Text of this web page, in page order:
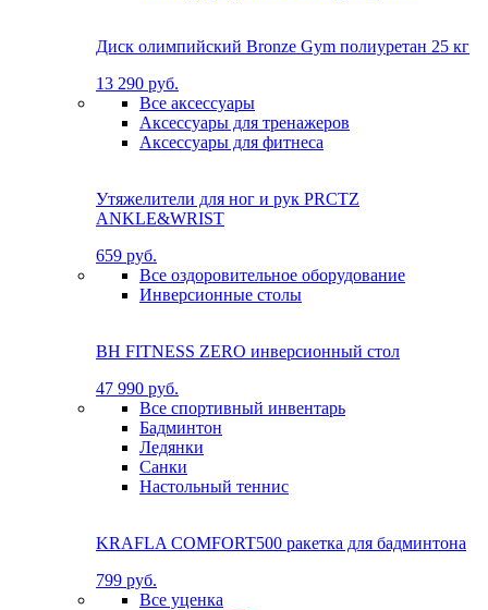
Диск олимпийский Bronze Gym полиуретан 25 кг
13 290 руб.
Все аксессуары
Аксессуары для тренажеров
Аксессуары для фитнеса
Утяжелители для ног и рук PRCTZ
ANKLE&WRIST
659 руб.
Все оздоровительное оборудование
Инверсионные столы
BH FITNESS ZERO инверсионный стол
47 990 руб.
Все спортивный инвентарь
Бадминтон
Ледянки
Санки
Настольный теннис
KRAFLA COMFORT500 ракетка для бадминтона
799 руб.
Все уценка